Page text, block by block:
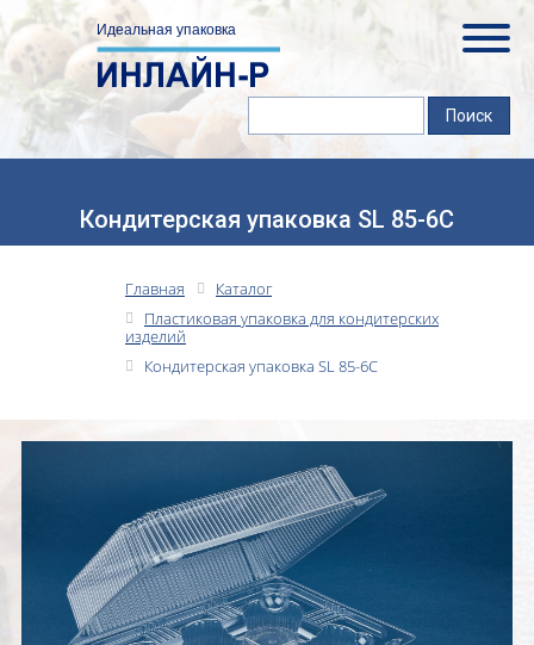
Главная
Каталог
Пластиковая упаковка для кондитерских
изделий
Кондитерская упаковка SL 85-6С
Кондитерская упаковка SL 85-6С